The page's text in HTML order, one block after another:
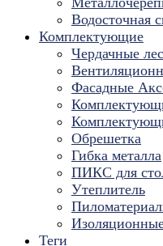
Водосточная
Комплектующие
Чердачные
Фасадные
Обрешетка
Гибка металла
ПИКС для
Утеплитель
Теги